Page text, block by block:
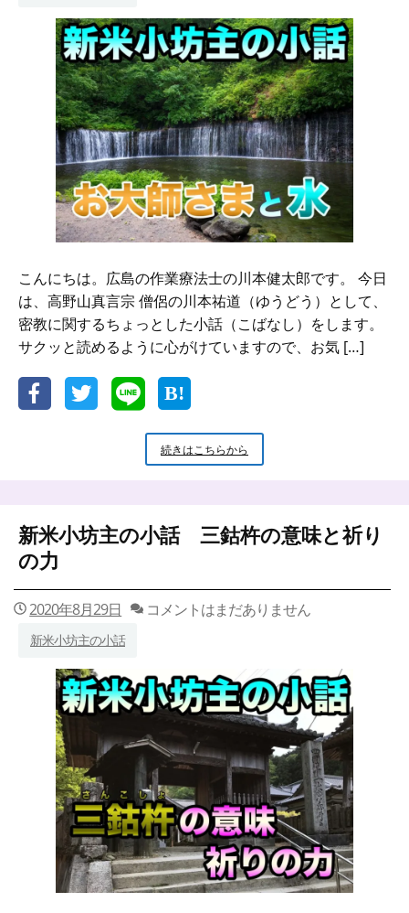
が
説
く
病
気
の
原
因
と
治
療
法
と
こんにちは。広島の作業療法士の川本健太郎です。 今日
は、高野山真言宗 僧侶の川本祐道（ゆうどう）として、
密教に関するちょっとした小話（こばなし）をします。
サクッと読めるように心がけていますので、お気 […]
続きはこちらから
米
の
お
大
師
と
水
と
の
係
新米小坊主の小話 三鈷杵の意味と祈り
の力
2020年8月29日 コメントはまだありません
新米小坊主の小話